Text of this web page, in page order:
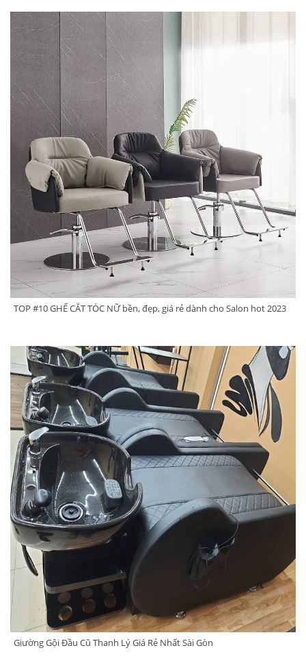
TOP #10 GHẾ CẮT TÓC NỮ bền, đẹp, giá rẻ dành cho Salon hot 2023
Giường Gội Đầu Cũ Thanh Lý Giá Rẻ Nhất Sài Gòn